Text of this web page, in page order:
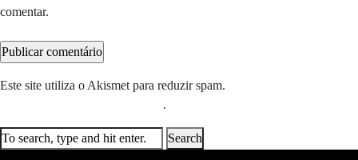
comentar.
Este site utiliza o Akismet para reduzir spam.
.
Search